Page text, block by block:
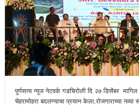
पूर्णसत्य न्यूज नेटवर्क गडचिरोली दि २७ डिसेंबर मागिल
चेहरामोहरा बदलण्याचा प्रयत्न केला.रोजगाराच्या